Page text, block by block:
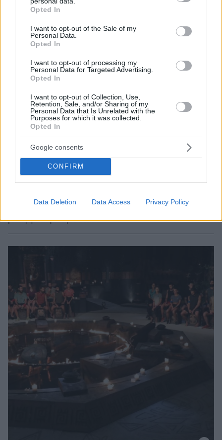
grant or deny consent to Google and its third-party tags to
use your data for below specified purposes in below Google
consent section.
Opted In
I want to opt-out of the Sale of my
Personal Data.
Opted In
I want to opt-out of processing my
Personal Data for Targeted Advertising.
Opted In
I want to opt-out of Collection, Use,
Retention, Sale, and/or Sharing of my
Personal Data that Is Unrelated with the
Purposes for which it was collected.
Opted In
Google consents
CONFIRM
Data Deletion Data Access Privacy Policy
Survivor All Star: Κόρο και Αφροδίτη... έκλεισαν την
4αδα του τάκου - Δείτε βίντεο
«προεκλογικός αγώνας» για τον Μαρτίκα, το
ενεργειακό θεραπευτήριο στον Άγιο Δομίνικο και η
μάχη για την 3η ασυλία
22.02.2023, 01:20